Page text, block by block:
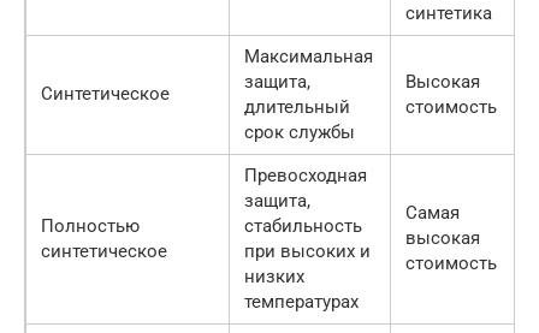
синтетика
Синтетическое
Максимальная
защита,
длительный
срок службы
Высокая
стоимость
Полностью
синтетическое
Превосходная
защита,
стабильность
при высоких и
низких
температурах
Самая
высокая
стоимость